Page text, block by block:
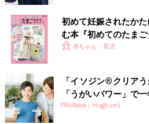
初めて妊娠されたか
む本『初めてのたまご
赤ちゃん・育児
「イソジン®クリア
「うがいパワー」で
PR(iNova｜Hugkum)